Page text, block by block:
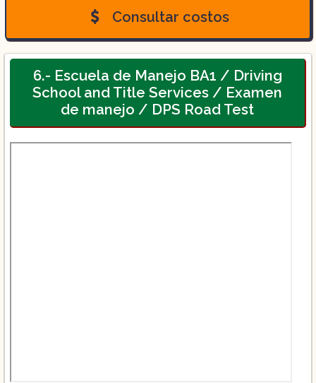
Consultar costos
6.- Escuela de Manejo BA1 / Driving
School and Title Services / Examen
de manejo / DPS Road Test